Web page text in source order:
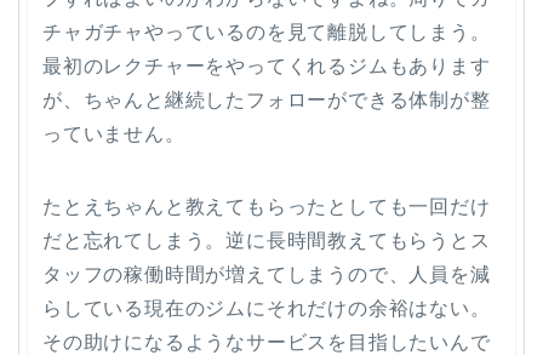
チャガチャやっているのを見て離脱してしまう。
最初のレクチャーをやってくれるジムもあります
が、ちゃんと継続したフォローができる体制が整
っていません。
たとえちゃんと教えてもらったとしても一回だけ
だと忘れてしまう。逆に長時間教えてもらうとス
タッフの稼働時間が増えてしまうので、人員を減
らしている現在のジムにそれだけの余裕はない。
その助けになるようなサービスを目指したいんで